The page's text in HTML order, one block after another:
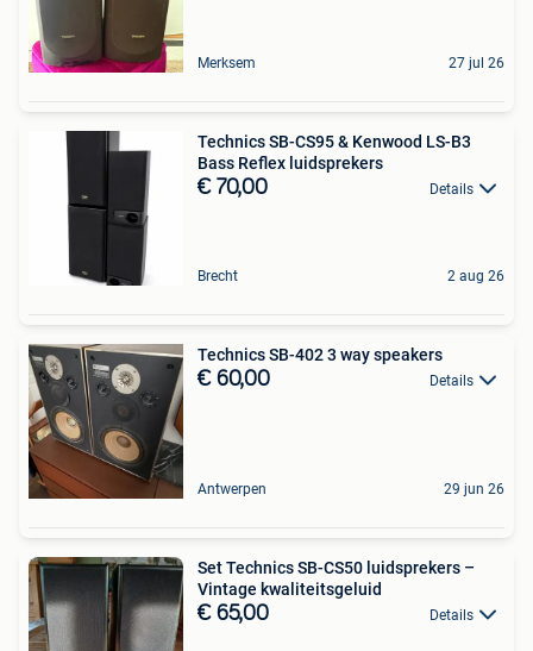
Merksem 27 jul 26
Technics SB-CS95 & Kenwood LS-B3
Bass Reflex luidsprekers
€ 70,00 Details
Brecht 2 aug 26
Technics SB-402 3 way speakers
€ 60,00 Details
Antwerpen 29 jun 26
Set Technics SB-CS50 luidsprekers –
Vintage kwaliteitsgeluid
€ 65,00 Details